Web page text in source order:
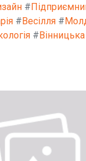
#
#Весілля #
#